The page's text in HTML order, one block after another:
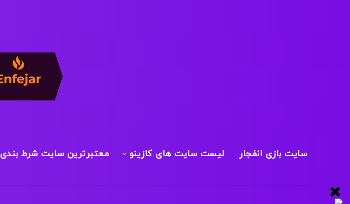
سایت بازی انفجار لیست سایت های کازینو معتبرترین سایت شرط بندی